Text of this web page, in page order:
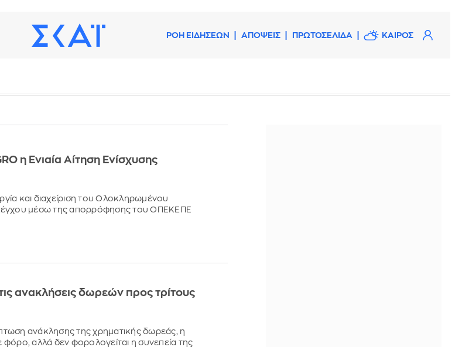
ΡΟΗ ΕΙΔΗΣΕΩΝ ΑΠΟΨΕΙΣ ΠΡΩΤΟΣΕΛΙΔΑ ΚΑΙΡΟΣ
η Ενιαία Αίτηση Ενίσχυσης
και διαχείριση του Ολοκληρωμένου
μέσω της απορρόφησης του ΟΠΕΚΕΠΕ
ανακλήσεις δωρεών προς τρίτους
ανάκλησης της χρηματικής δωρεάς, η
φόρο, αλλά δεν φορολογείται η συνεπεία της